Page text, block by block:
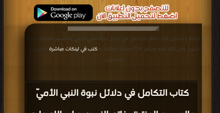
كتاب التكامل في دلائل نبوة النبي الأميّ
قراءة و تحميل كتاب كتاب التكامل في دلائل نبوة النبي الأميّ والمسيح المنتظر خاتم
النبيين صلى الله عليه وسلم PDF مجانا | مكتبة >
كتب في لينكات مباشرة
| التحميل :
مرة/مرات